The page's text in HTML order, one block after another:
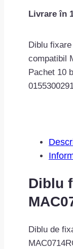
Livrare în
Diblu
compatibil
Pachet 10
Diblu
Diblu de